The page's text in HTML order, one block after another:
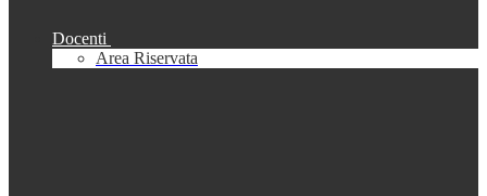
Docenti
Area Riservata